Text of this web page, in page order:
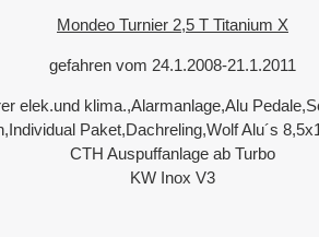
Mondeo Turnier 2,5 T Titanium X
gefahren vom 24.1.2008-21.1.2011
elek.und klima.,Alarmanlage,Alu
Paket,Dachreling,Wolf Alu´s
CTH Auspuffanlage ab Turbo
KW Inox V3